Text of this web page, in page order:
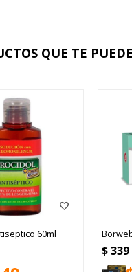
QUE TE
60ml
$339